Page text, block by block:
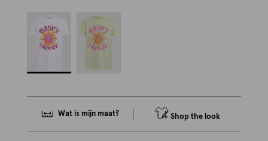
Wat is mijn maat? Shop the look